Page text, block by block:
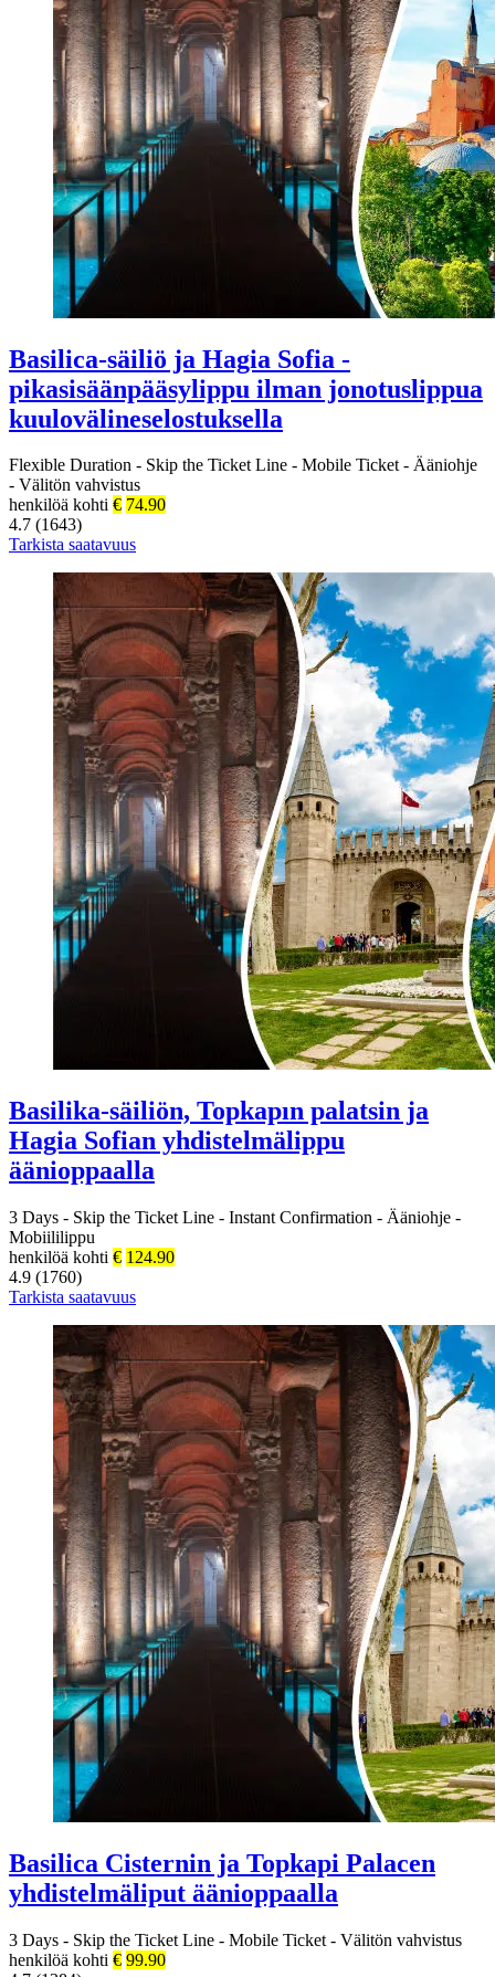
Basilica-säiliö ja Hagia Sofia -
pikasisäänpääsylippu ilman jonotuslippua
kuulovälineselostuksella
Flexible Duration - Skip the Ticket Line - Mobile Ticket - Ääniohje
- Välitön vahvistus
henkilöä kohti € 74.90
4.7 (1643)
Tarkista saatavuus
Basilika-säiliön, Topkapın palatsin ja
Hagia Sofian yhdistelmälippu
äänioppaalla
3 Days - Skip the Ticket Line - Instant Confirmation - Ääniohje -
Mobiililippu
henkilöä kohti € 124.90
4.9 (1760)
Tarkista saatavuus
Basilica Cisternin ja Topkapi Palacen
yhdistelmäliput äänioppaalla
3 Days - Skip the Ticket Line - Mobile Ticket - Välitön vahvistus
henkilöä kohti € 99.90